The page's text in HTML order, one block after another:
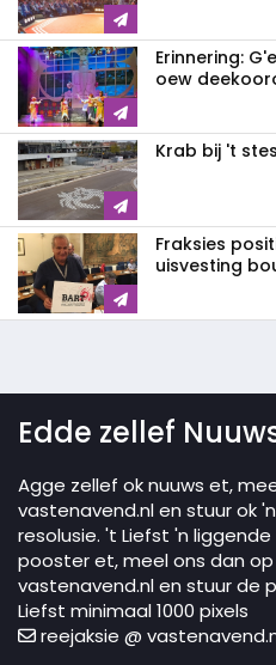
Erinnering:
oew
Krab bij 't
Fraksies
uisvesting
Edde zellef
Agge zellef ok nuuws et,
vastenavend.nl en stuur ok
resolusie. 't Liefst 'n
pooster et, meel ons dan op
vastenavend.nl en stuur de
Liefst minimaal 1000 pixels
reejaksie @